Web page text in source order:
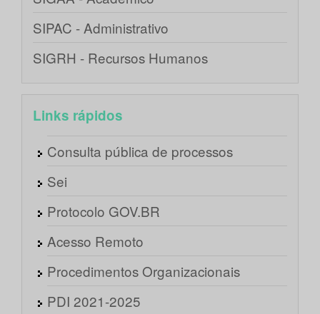
SIPAC - Administrativo
SIGRH - Recursos Humanos
Links rápidos
Consulta pública de processos
Sei
Protocolo GOV.BR
Acesso Remoto
Procedimentos Organizacionais
PDI 2021-2025